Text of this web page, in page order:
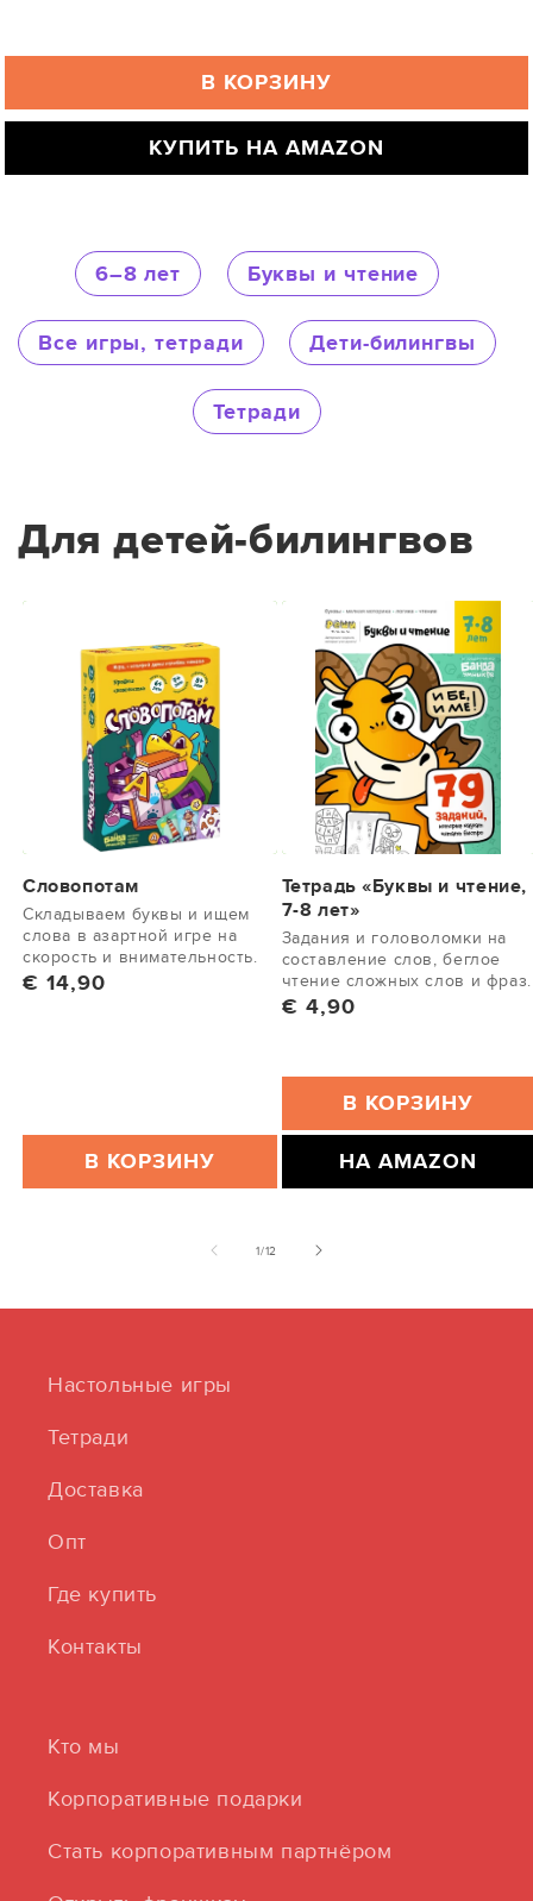
В КОРЗИНУ
КУПИТЬ НА AMAZON
6–8 лет Буквы и чтение
Все игры, тетради Дети-билингвы
Тетради
Для детей-билингвов
Словопотам
Складываем буквы и ищем
слова в азартной игре на
скорость и внимательность.
Обычная цена
€ 14,90
В КОРЗИНУ
Тетрадь «Буквы и чтение,
7-8 лет»
Задания и головоломки на
составление слов, беглое
чтение сложных слов и фраз.
Обычная цена
€ 4,90
В КОРЗИНУ
НА AMAZON
1/из
12
Настольные игры
Тетради
Доставка
Опт
Где купить
Контакты
Кто мы
Корпоративные подарки
Стать корпоративным партнёром